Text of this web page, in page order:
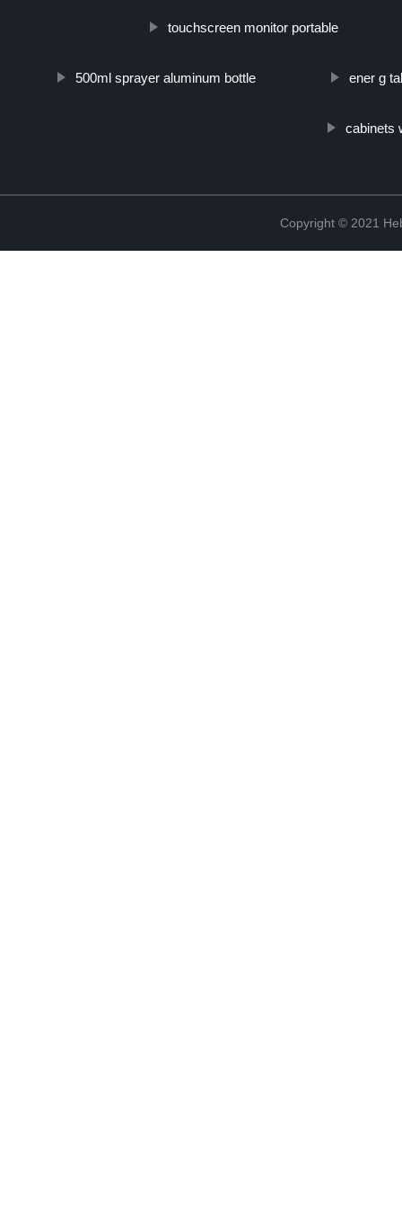
touchscreen monitor portable
500ml sprayer aluminum bottle ener g
cabinets
Copyright © 2021